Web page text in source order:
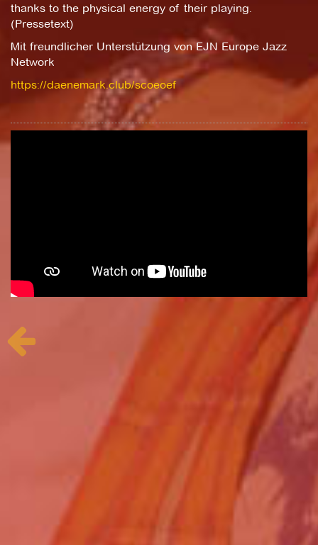
thanks to the physical energy of their playing.
(Pressetext)
Mit freundlicher Unterstützung von EJN Europe Jazz
Network
https://daenemark.club/scoeoef